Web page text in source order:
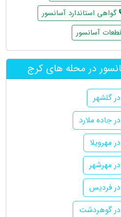
گواهی استاندارد آسانسور
آسانسور
در محله های کرج
گلشهر
جاده ملارد
مهرویلا
مهرشهر
فردیس
گوهردشت